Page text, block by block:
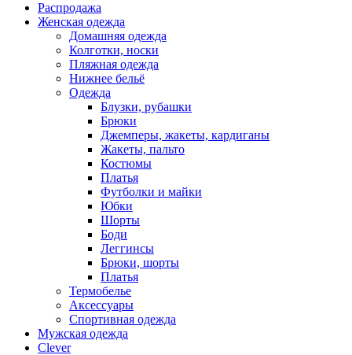
Распродажа
Женская одежда
Домашняя одежда
Колготки, носки
Пляжная одежда
Нижнее бельё
Одежда
Блузки, рубашки
Брюки
Джемперы, жакеты, кардиганы
Жакеты, пальто
Костюмы
Платья
Футболки и майки
Юбки
Шорты
Боди
Леггинсы
Брюки, шорты
Платья
Термобелье
Аксессуары
Спортивная одежда
Мужская одежда
Clever